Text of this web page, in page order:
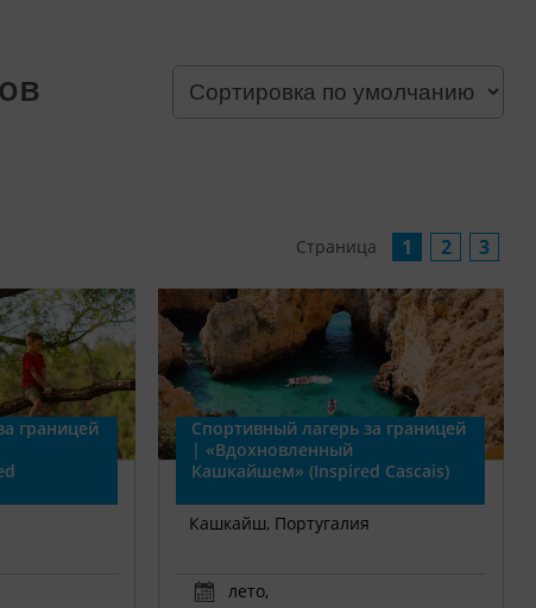
Страница 1 2 3
границей
Спортивный лагерь за границей
| «Вдохновленный
Кашкайшем» (Inspired Cascais)
Кашкайш, Португалия
лето,